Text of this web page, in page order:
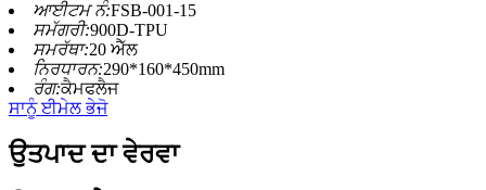
ਆਈਟਮ ਨੰ:FSB-001-15
ਸਮੱਗਰੀ:900D-TPU
ਸਮਰੱਥਾ:20 ਐੱਲ
ਨਿਰਧਾਰਨ:290*160*450mm
ਰੰਗ:ਕੈਮਫਲੈਜ
ਸਾਨੂੰ ਈਮੇਲ ਭੇਜੋ
ਉਤਪਾਦ ਦਾ ਵੇਰਵਾ